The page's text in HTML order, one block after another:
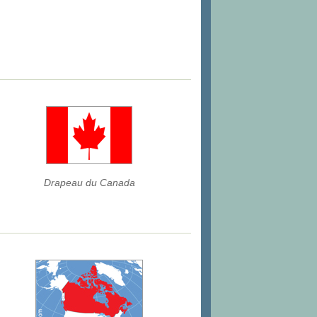
Drapeau du Canada